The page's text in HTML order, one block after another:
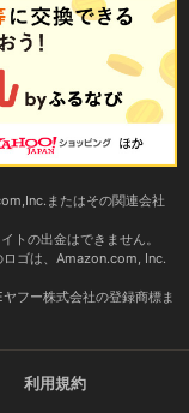
またはその関連会社
トの出金はできません。
ゴは、Amazon.com, Inc.
フー株式会社の登録商標ま
利用規約